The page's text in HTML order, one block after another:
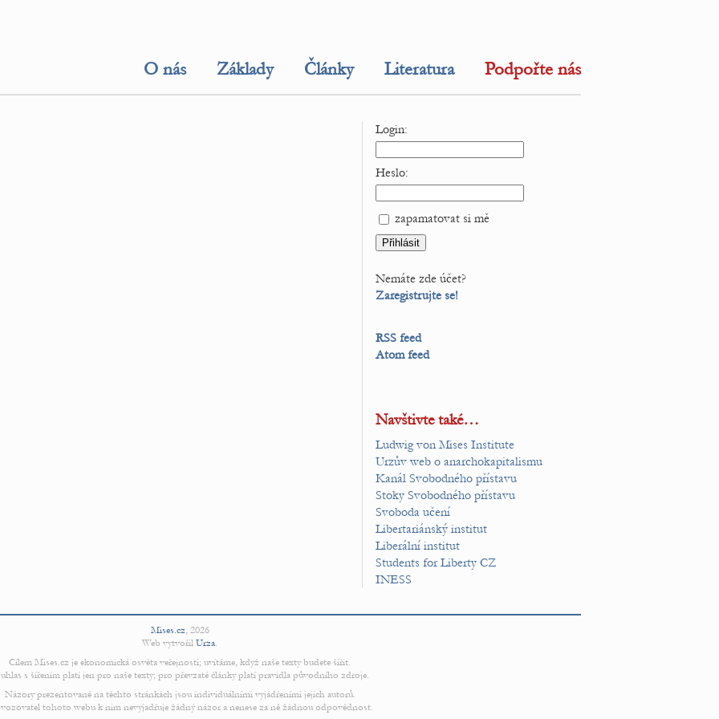
O nás Základy Články Literatura Podpořte nás
Login:
Heslo:
zapamatovat si mě
Nemáte zde účet?
Zaregistrujte se!
RSS feed
Atom feed
Navštivte také…
Ludwig von Mises Institute
Urzův web o anarchokapitalismu
Kanál Svobodného přístavu
Stoky Svobodného přístavu
Svoboda učení
Libertariánský institut
Liberální institut
Students for Liberty CZ
INESS
Mises.cz, 2026
Web vytvořil Urza.
Cílem Mises.cz je ekonomická osvěta veřejnosti; uvítáme, když naše texty budete šířit.
s šířením platí jen pro naše texty; pro převzaté články platí pravidla původního zdroje.
Názory prezentované na těchto stránkách jsou individuálními vyjádřeními jejich autorů.
tohoto webu k nim nevyjadřuje žádný názor a nenese za ně žádnou odpovědnost.